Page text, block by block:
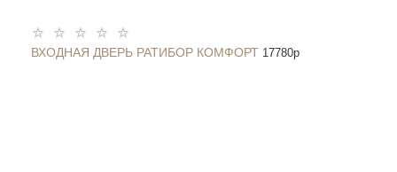
ВХОДНАЯ ДВЕРЬ РАТИБОР КОМФОРТ 17780p